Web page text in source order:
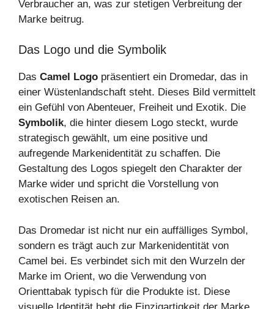
Verbraucher an, was zur stetigen Verbreitung der
Marke beitrug.
Das Logo und die Symbolik
Das Camel Logo präsentiert ein Dromedar, das in
einer Wüstenlandschaft steht. Dieses Bild vermittelt
ein Gefühl von Abenteuer, Freiheit und Exotik. Die
Symbolik, die hinter diesem Logo steckt, wurde
strategisch gewählt, um eine positive und
aufregende Markenidentität zu schaffen. Die
Gestaltung des Logos spiegelt den Charakter der
Marke wider und spricht die Vorstellung von
exotischen Reisen an.
Das Dromedar ist nicht nur ein auffälliges Symbol,
sondern es trägt auch zur Markenidentität von
Camel bei. Es verbindet sich mit den Wurzeln der
Marke im Orient, wo die Verwendung von
Orienttabak typisch für die Produkte ist. Diese